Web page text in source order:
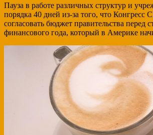
Пауза в работе различных структур и
порядка 40 дней из-за того, что
согласовать бюджет правительства перед
финансового года, который в Америке